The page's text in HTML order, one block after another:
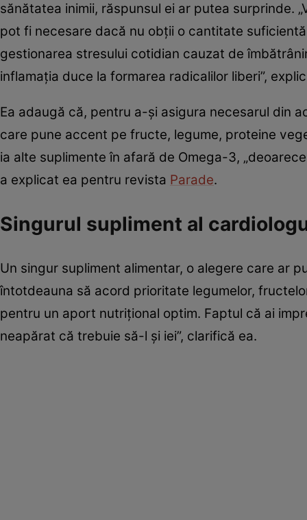
sănătatea inimii, răspunsul ei ar putea surprinde.
pot fi necesare dacă nu obții o cantitate
gestionarea stresului cotidian cauzat de
inflamația duce la formarea radicalilor liberi”,
Ea adaugă că, pentru a-și asigura necesarul din
care pune accent pe fructe, legume, proteine
ia alte suplimente în afară de Omega-3,
a explicat ea pentru revista Parade.
Singurul supliment al
Un singur supliment alimentar, o alegere care ar
întotdeauna să acord prioritate legumelor,
pentru un aport nutrițional optim. Faptul că ai
neapărat că trebuie să-l și iei”, clarifică ea.